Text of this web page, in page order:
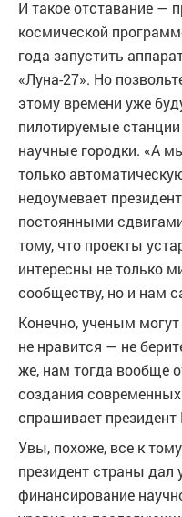
И такое отставание —
космической
года запустить
«Луна-27». Но
этому времени уже
пилотируемые
научные городки. «А
только
недоумевает
постоянными
тому, что проекты
интересны не только
сообществу, но и нам
Конечно, ученым могут
не нравится — не
же, нам тогда вообще
создания
спрашивает президент
Увы, похоже, все к
президент страны дал
финансирование